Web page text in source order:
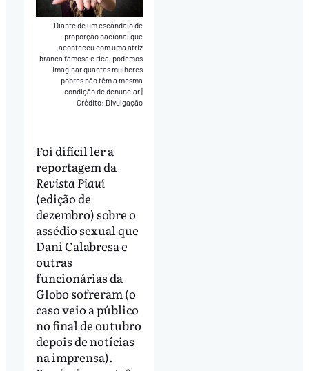
Diante de um escândalo de
proporção nacional que
aconteceu com uma atriz
branca famosa e rica, podemos
imaginar quantas mulheres
pobres não têm a mesma
condição de denunciar|
Crédito: Divulgação
Foi difícil ler a
reportagem da
Revista Piauí
(edição de
dezembro) sobre o
assédio sexual que
Dani Calabresa e
outras
funcionárias da
Globo sofreram (o
caso veio a público
no final de outubro
depois de notícias
na imprensa).